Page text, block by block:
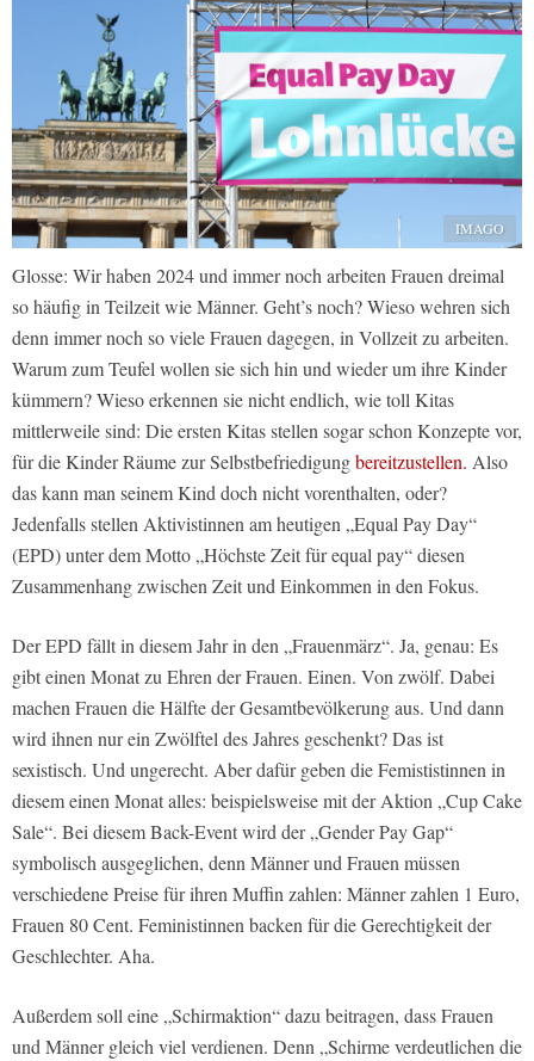
IMAGO
Glosse: Wir haben 2024 und immer noch arbeiten Frauen dreimal
so häufig in Teilzeit wie Männer. Geht’s noch? Wieso wehren sich
denn immer noch so viele Frauen dagegen, in Vollzeit zu arbeiten.
Warum zum Teufel wollen sie sich hin und wieder um ihre Kinder
kümmern? Wieso erkennen sie nicht endlich, wie toll Kitas
mittlerweile sind: Die ersten Kitas stellen sogar schon Konzepte vor,
für die Kinder Räume zur Selbstbefriedigungbereitzustellen. Also
das kann man seinem Kind doch nicht vorenthalten, oder?
Jedenfalls stellen Aktivistinnen am heutigen „Equal Pay Day“
(EPD) unter dem Motto „Höchste Zeit für equal pay“ diesen
Zusammenhang zwischen Zeit und Einkommen in den Fokus.
Der EPD fällt in diesem Jahr in den „Frauenmärz“. Ja, genau: Es
gibt einen Monat zu Ehren der Frauen. Einen. Von zwölf. Dabei
machen Frauen die Hälfte der Gesamtbevölkerung aus. Und dann
wird ihnen nur ein Zwölftel des Jahres geschenkt? Das ist
sexistisch. Und ungerecht. Aber dafür geben die Femististinnen in
diesem einen Monat alles: beispielsweise mit der Aktion „Cup Cake
Sale“. Bei diesem Back-Event wird der „Gender Pay Gap“
symbolisch ausgeglichen, denn Männer und Frauen müssen
verschiedene Preise für ihren Muffin zahlen: Männer zahlen 1 Euro,
Frauen 80 Cent. Feministinnen backen für die Gerechtigkeit der
Geschlechter. Aha.
Außerdem soll eine „Schirmaktion“ dazu beitragen, dass Frauen
und Männer gleich viel verdienen. Denn „Schirme verdeutlichen die